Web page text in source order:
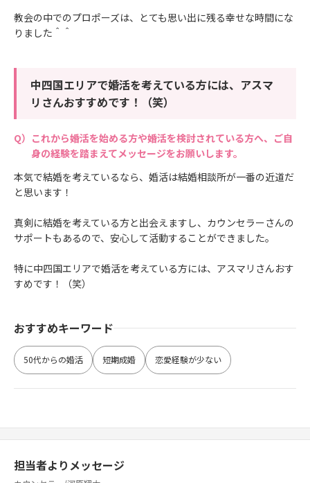
教会の中でのプロポーズは、とても思い出に残る幸せな時間にな
りました＾＾
中四国エリアで婚活を考えている方には、アスマ
リさんおすすめです！（笑）
これから婚活を始める方や婚活を検討されている方へ、ご自
身の経験を踏まえてメッセージをお願いします。
本気で結婚を考えているなら、婚活は結婚相談所が一番の近道だ
と思います！
真剣に結婚を考えている方と出会えますし、カウンセラーさんの
サポートもあるので、安心して活動することができました。
特に中四国エリアで婚活を考えている方には、アスマリさんおす
すめです！（笑）
おすすめキーワード
50代からの婚活 短期成婚 恋愛経験が少ない
担当者よりメッセージ